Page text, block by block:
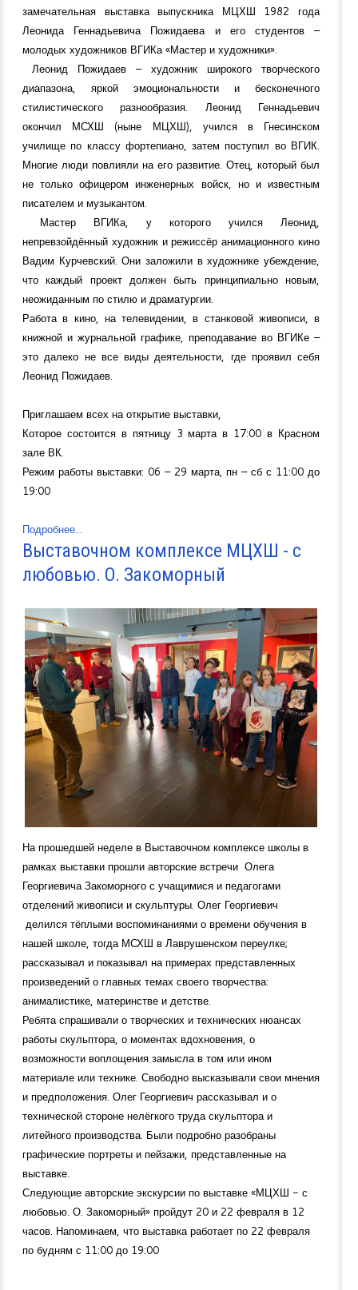
замечательная выставка выпускника МЦХШ 1982 года
Леонида Геннадьевича Пожидаева и его студентов –
молодых художников ВГИКа «Мастер и художники».
Леонид Пожидаев – художник широкого творческого
диапазона, яркой эмоциональности и бесконечного
стилистического разнообразия. Леонид Геннадьевич
окончил МСХШ (ныне МЦХШ), учился в Гнесинском
училище по классу фортепиано, затем поступил во ВГИК.
Многие люди повлияли на его развитие. Отец, который был
не только офицером инженерных войск, но и известным
писателем и музыкантом.
Мастер ВГИКа, у которого учился Леонид,
непревзойдённый художник и режиссёр анимационного кино
Вадим Курчевский. Они заложили в художнике убеждение,
что каждый проект должен быть принципиально новым,
неожиданным по стилю и драматургии.
Работа в кино, на телевидении, в станковой живописи, в
книжной и журнальной графике, преподавание во ВГИКе –
это далеко не все виды деятельности, где проявил себя
Леонид Пожидаев.
Приглашаем всех на открытие выставки,
Которое состоится в пятницу 3 марта в 17:00 в Красном
зале ВК.
Режим работы выставки: 06 – 29 марта, пн – сб с 11:00 до
19:00
Подробнее...
Выставочном комплексе МЦХШ - с
любовью. О. Закоморный
На прошедшей неделе в Выставочном комплексе школы в
рамках выставки прошли авторские встречи Олега
Георгиевича Закоморного с учащимися и педагогами
отделений живописи и скульптуры. Олег Георгиевич
делился тёплыми воспоминаниями о времени обучения в
нашей школе, тогда МСХШ в Лаврушенском переулке;
рассказывал и показывал на примерах представленных
произведений о главных темах своего творчества:
анималистике, материнстве и детстве.
Ребята спрашивали о творческих и технических нюансах
работы скульптора, о моментах вдохновения, о
возможности воплощения замысла в том или ином
материале или технике. Свободно высказывали свои мнения
и предположения. Олег Георгиевич рассказывал и о
технической стороне нелёгкого труда скульптора и
литейного производства. Были подробно разобраны
графические портреты и пейзажи, представленные на
выставке.
Следующие авторские экскурсии по выставке «МЦХШ - с
любовью. О. Закоморный» пройдут 20 и 22 февраля в 12
часов. Напоминаем, что выставка работает по 22 февраля
по будням с 11:00 до 19:00